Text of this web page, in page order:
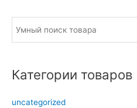
Категории товаров
uncategorized